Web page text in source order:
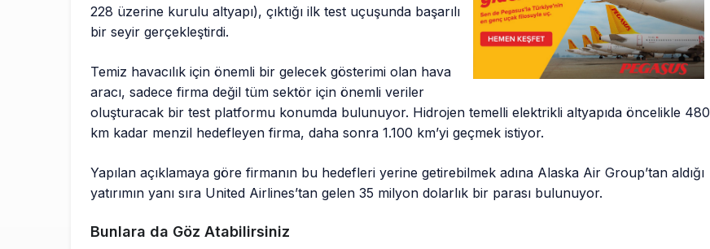
228 üzerine kurulu altyapı), çıktığı ilk test uçuşunda başarılı
bir seyir gerçekleştirdi.
Temiz havacılık için önemli bir gelecek gösterimi olan hava
aracı, sadece firma değil tüm sektör için önemli veriler
oluşturacak bir test platformu konumda bulunuyor. Hidrojen temelli elektrikli altyapıda öncelikle 480
km kadar menzil hedefleyen firma, daha sonra 1.100 km’yi geçmek istiyor.
Yapılan açıklamaya göre firmanın bu hedefleri yerine getirebilmek adına Alaska Air Group’tan aldığı
yatırımın yanı sıra United Airlines’tan gelen 35 milyon dolarlık bir parası bulunuyor.
Bunlara da Göz Atabilirsiniz